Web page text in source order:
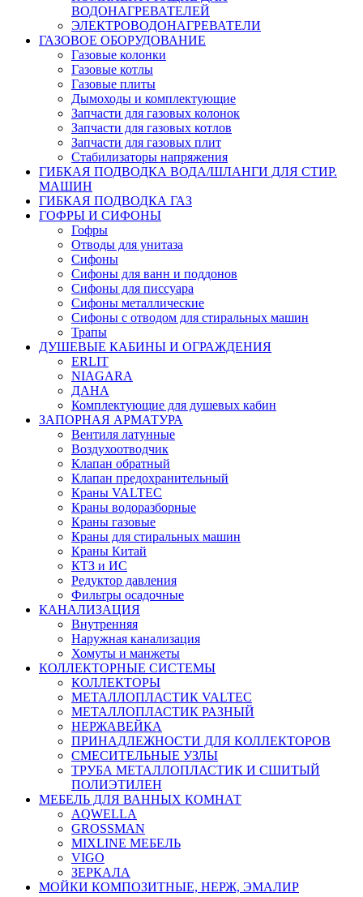
ВОДОНАГРЕВАТЕЛЕЙ
ЭЛЕКТРОВОДОНАГРЕВАТЕЛИ
ГАЗОВОЕ ОБОРУДОВАНИЕ
Газовые колонки
Газовые котлы
Газовые плиты
Дымоходы и комплектующие
Запчасти для газовых колонок
Запчасти для газовых котлов
Запчасти для газовых плит
Стабилизаторы напряжения
ГИБКАЯ ПОДВОДКА ВОДА/ШЛАНГИ ДЛЯ СТИР.
МАШИН
ГИБКАЯ ПОДВОДКА ГАЗ
ГОФРЫ И СИФОНЫ
Гофры
Отводы для унитаза
Сифоны
Сифоны для ванн и поддонов
Сифоны для писсуара
Сифоны металлические
Сифоны с отводом для стиральных машин
Трапы
ДУШЕВЫЕ КАБИНЫ И ОГРАЖДЕНИЯ
ERLIT
NIAGARA
ДАНА
Комплектующие для душевых кабин
ЗАПОРНАЯ АРМАТУРА
Вентиля латунные
Воздухоотводчик
Клапан обратный
Клапан предохранительный
Краны VALTEC
Краны водоразборные
Краны газовые
Краны для стиральных машин
Краны Китай
КТЗ и ИС
Редуктор давления
Фильтры осадочные
КАНАЛИЗАЦИЯ
Внутренняя
Наружная канализация
Хомуты и манжеты
КОЛЛЕКТОРНЫЕ СИСТЕМЫ
КОЛЛЕКТОРЫ
МЕТАЛЛОПЛАСТИК VALTEC
МЕТАЛЛОПЛАСТИК РАЗНЫЙ
НЕРЖАВЕЙКА
ПРИНАДЛЕЖНОСТИ ДЛЯ КОЛЛЕКТОРОВ
СМЕСИТЕЛЬНЫЕ УЗЛЫ
ТРУБА МЕТАЛЛОПЛАСТИК И СШИТЫЙ
ПОЛИЭТИЛЕН
МЕБЕЛЬ ДЛЯ ВАННЫХ КОМНАТ
AQWELLA
GROSSMAN
MIXLINE МЕБЕЛЬ
VIGO
ЗЕРКАЛА
МОЙКИ КОМПОЗИТНЫЕ, НЕРЖ, ЭМАЛИР